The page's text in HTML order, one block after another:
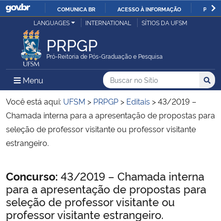
IR
COMUNICA BR ACESSO À INFORMAÇÃO
Ministério da Justiça e Segurança Pública
Ministério da Defesa
Ministério das Relações Exteriores
Ministério da Economia
Ministério da Infraestrutura
Ministério da Agricultura, Pecuária e Abastecimento
Ministério da Educação
LANGUAGES INTERNATIONAL SÍTIOS DA UFSM
PRPGP
Pró-Reitoria de Pós-Graduação e Pesquisa
Menu Menu Principal do Sítio
Busca
Buscar no no Sítio
Busca:
Você está aqui: UFSM > PRPGP > Editais >43/2019 –
Chamada interna para a apresentação de propostas para
seleção de professor visitante ou professor visitante
estrangeiro.
Início do conteúdo
Concurso: 43/2019 – Chamada interna
para a apresentação de propostas para
seleção de professor visitante ou
professor visitante estrangeiro.